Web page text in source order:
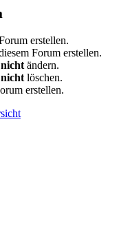
erstellen.
Forum erstellen.
nicht ändern.
nicht löschen.
erstellen.